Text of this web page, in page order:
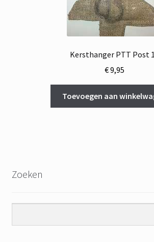
Kersthanger PTT Post
€9,95
Toevoegen aan
Zoeken